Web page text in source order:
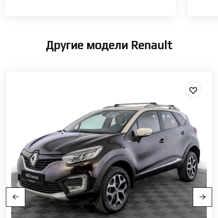
Другие модели Renault